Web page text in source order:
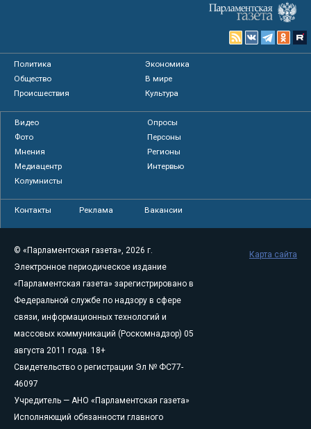
Политика
Экономика
Общество
В мире
Происшествия
Культура
Видео
Опросы
Фото
Персоны
Мнения
Регионы
Медиацентр
Интервью
Колумнисты
Контакты Реклама Вакансии
© «Парламентская газета», 2026 г.
Электронное периодическое издание
«Парламентская газета» зарегистрировано в
Федеральной службе по надзору в сфере
связи, информационных технологий и
массовых коммуникаций (Роскомнадзор) 05
августа 2011 года. 18+
Свидетельство о регистрации Эл № ФС77-
46097
Учредитель — АНО «Парламентская газета»
Исполняющий обязанности главного
Карта сайта